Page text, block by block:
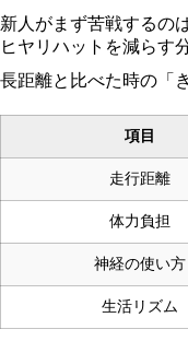
新人がまず苦戦するの
ヒヤリハットを減らす
長距離と比べた時の「
項目
走行距離
体力負担
神経の使い方
生活リズム